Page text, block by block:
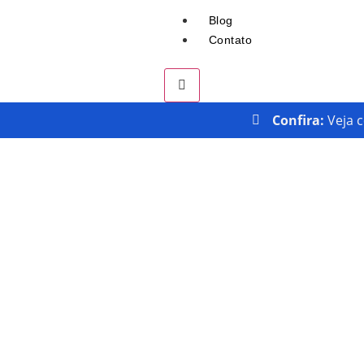
Blog
Contato
Confira: Veja